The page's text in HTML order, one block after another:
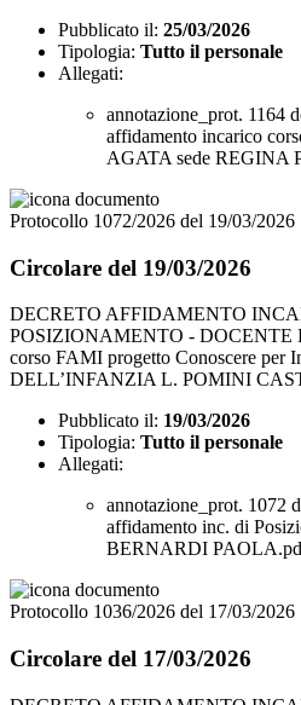
Pubblicato il: 25/03/2026
Tipologia: Tutto il personale
Allegati:
annotazione_prot. 1164
affidamento incarico
AGATA sede REGINA
Protocollo 1072/2026 del 19/03/2026
Circolare del 19/03/2026
DECRETO AFFIDAMENTO
POSIZIONAMENTO -
corso FAMI progetto Conoscere per
DELL’INFANZIA L. POMINI
Pubblicato il: 19/03/2026
Tipologia: Tutto il personale
Allegati:
annotazione_prot. 1072
affidamento inc. di
BERNARDI
Protocollo 1036/2026 del 17/03/2026
Circolare del 17/03/2026